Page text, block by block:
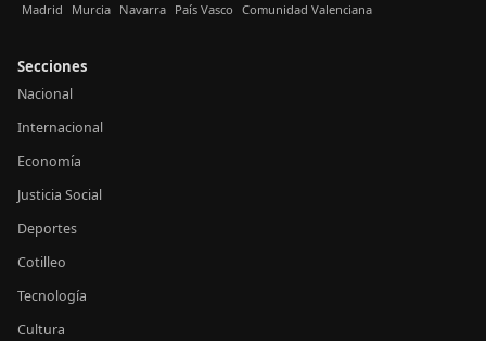
Madrid Murcia Navarra País Vasco Comunidad Valenciana
Secciones
Nacional
Internacional
Economía
Justicia Social
Deportes
Cotilleo
Tecnología
Cultura